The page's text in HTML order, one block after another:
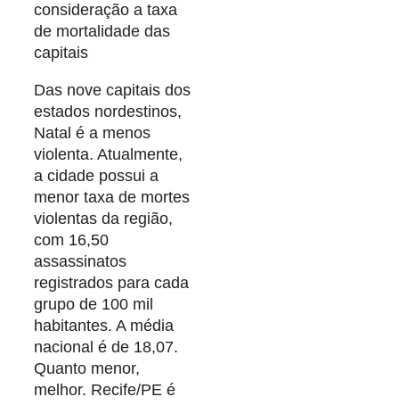
consideração a taxa
de mortalidade das
capitais
Das nove capitais dos
estados nordestinos,
Natal é a menos
violenta. Atualmente,
a cidade possui a
menor taxa de mortes
violentas da região,
com 16,50
assassinatos
registrados para cada
grupo de 100 mil
habitantes. A média
nacional é de 18,07.
Quanto menor,
melhor. Recife/PE é